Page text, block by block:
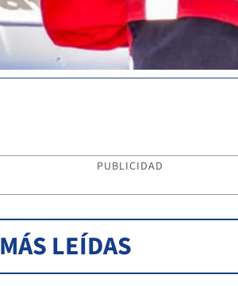
PUBLICIDAD
MÁS LEÍDAS